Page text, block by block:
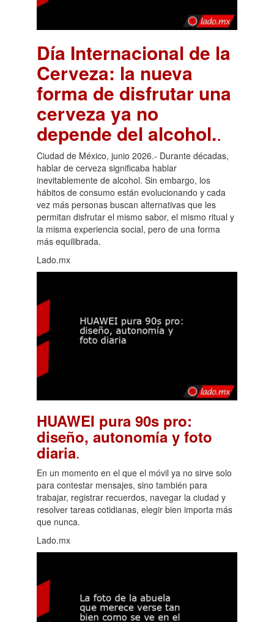
Día Internacional de la
Cerveza: la nueva
forma de disfrutar una
cerveza ya no
depende del alcohol..
Ciudad de México, junio 2026.- Durante décadas,
hablar de cerveza significaba hablar
inevitablemente de alcohol. Sin embargo, los
hábitos de consumo están evolucionando y cada
vez más personas buscan alternativas que les
permitan disfrutar el mismo sabor, el mismo ritual y
la misma experiencia social, pero de una forma
más equilibrada.
Lado.mx
HUAWEI pura 90s pro:
diseño, autonomía y foto
diaria.
En un momento en el que el móvil ya no sirve solo
para contestar mensajes, sino también para
trabajar, registrar recuerdos, navegar la ciudad y
resolver tareas cotidianas, elegir bien importa más
que nunca.
Lado.mx